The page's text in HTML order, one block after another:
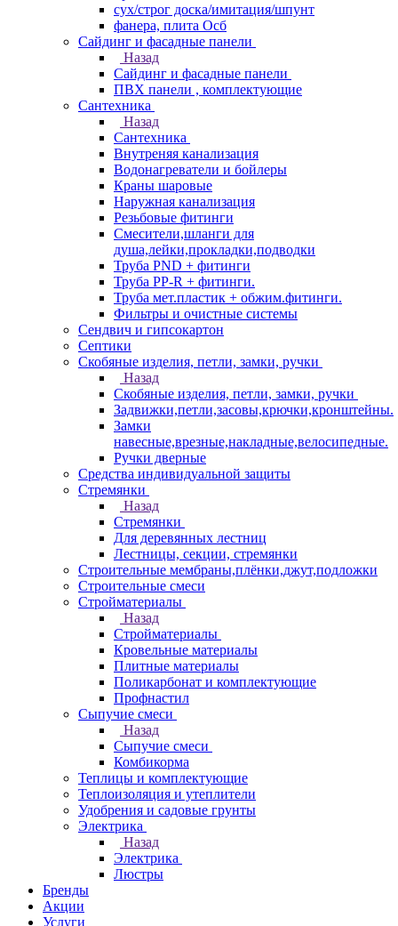
сух/строг доска/имитация/шпунт
фанера, плита Осб
Сайдинг и фасадные панели
Назад
Сайдинг и фасадные панели
ПВХ панели , комплектующие
Сантехника
Назад
Сантехника
Внутреняя канализация
Водонагреватели и бойлеры
Краны шаровые
Наружная канализация
Резьбовые фитинги
Смесители,шланги для
душа,лейки,прокладки,подводки
Труба PND + фитинги
Труба PP-R + фитинги.
Труба мет.пластик + обжим.фитинги.
Фильтры и очистные системы
Сендвич и гипсокартон
Септики
Скобяные изделия, петли, замки, ручки
Назад
Скобяные изделия, петли, замки, ручки
Задвижки,петли,засовы,крючки,кронштейны.
Замки
навесные,врезные,накладные,велосипедные.
Ручки дверные
Средства индивидуальной защиты
Стремянки
Назад
Стремянки
Для деревянных лестниц
Лестницы, секции, стремянки
Строительные мембраны,плёнки,джут,подложки
Строительные смеси
Стройматериалы
Назад
Стройматериалы
Кровельные материалы
Плитные материалы
Поликарбонат и комплектующие
Профнастил
Сыпучие смеси
Назад
Сыпучие смеси
Комбикорма
Теплицы и комплектующие
Теплоизоляция и утеплители
Удобрения и садовые грунты
Электрика
Назад
Электрика
Люстры
Бренды
Акции
Услуги